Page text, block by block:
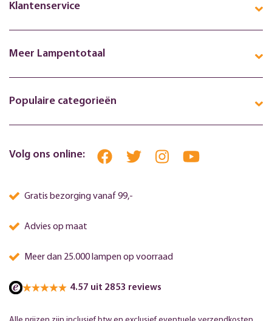
Klantenservice
Meer Lampentotaal
Populaire categorieën
Volg ons online:
Gratis bezorging vanaf 99,-
Advies op maat
Meer dan 25.000 lampen op voorraad
4.57 uit 2853 reviews